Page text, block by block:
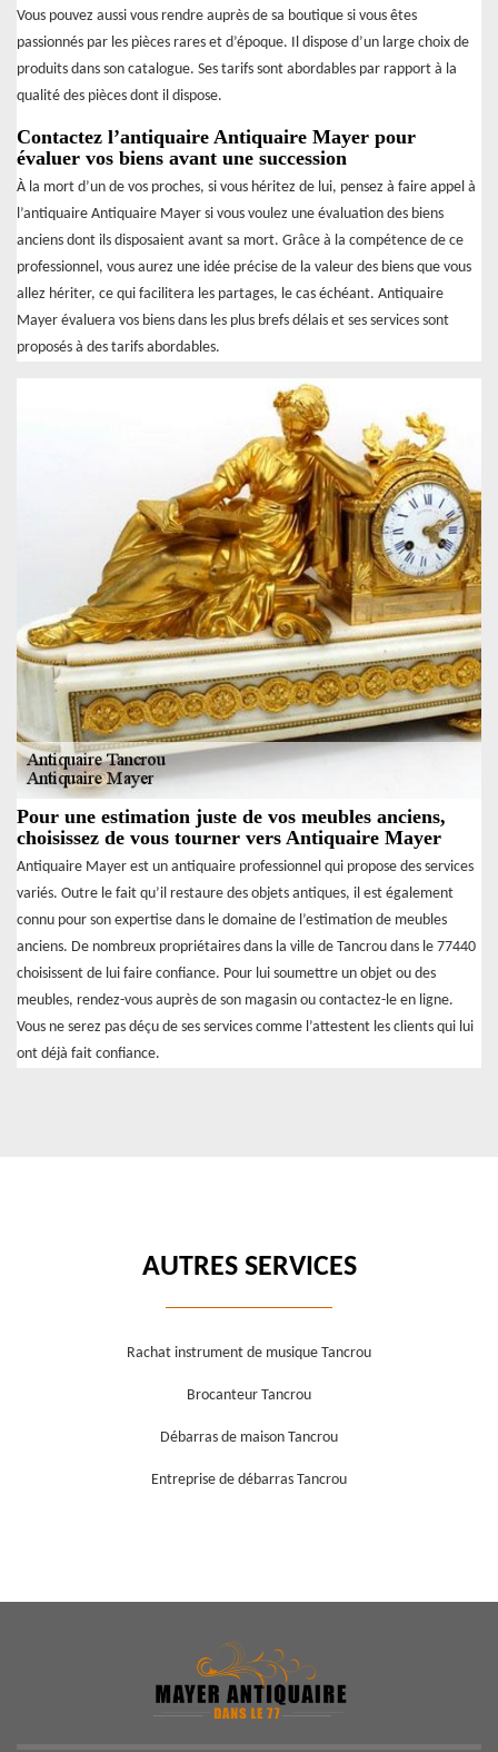
Vous pouvez aussi vous rendre auprès de sa boutique si vous êtes
passionnés par les pièces rares et d’époque. Il dispose d’un large choix de
produits dans son catalogue. Ses tarifs sont abordables par rapport à la
qualité des pièces dont il dispose.
Contactez l’antiquaire Antiquaire Mayer pour
évaluer vos biens avant une succession
À la mort d’un de vos proches, si vous héritez de lui, pensez à faire appel à
l’antiquaire Antiquaire Mayer si vous voulez une évaluation des biens
anciens dont ils disposaient avant sa mort. Grâce à la compétence de ce
professionnel, vous aurez une idée précise de la valeur des biens que vous
allez hériter, ce qui facilitera les partages, le cas échéant. Antiquaire
Mayer évaluera vos biens dans les plus brefs délais et ses services sont
proposés à des tarifs abordables.
Pour une estimation juste de vos meubles anciens,
choisissez de vous tourner vers Antiquaire Mayer
Antiquaire Mayer est un antiquaire professionnel qui propose des services
variés. Outre le fait qu’il restaure des objets antiques, il est également
connu pour son expertise dans le domaine de l’estimation de meubles
anciens. De nombreux propriétaires dans la ville de Tancrou dans le 77440
choisissent de lui faire confiance. Pour lui soumettre un objet ou des
meubles, rendez-vous auprès de son magasin ou contactez-le en ligne.
Vous ne serez pas déçu de ses services comme l’attestent les clients qui lui
ont déjà fait confiance.
AUTRES SERVICES
Rachat instrument de musique Tancrou
Brocanteur Tancrou
Débarras de maison Tancrou
Entreprise de débarras Tancrou